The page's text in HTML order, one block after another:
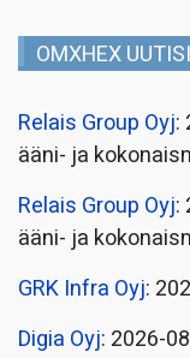
OMXHEX
Relais Group Oyj:
ääni- ja
Relais Group Oyj:
ääni- ja
GRK Infra Oyj:
Digia Oyj: 2026-